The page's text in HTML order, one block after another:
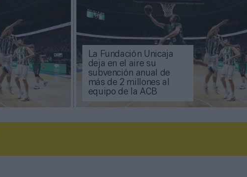
La Fundación Unicaja
deja en el aire su
subvención anual de
más de 2 millones al
equipo de la ACB